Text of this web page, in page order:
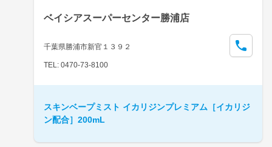
ベイシアスーパーセンター勝浦店
千葉県勝浦市新官１３９２
TEL: 0470-73-8100
スキンベープミスト イカリジンプレミアム［イカリジ
ン配合］200mL